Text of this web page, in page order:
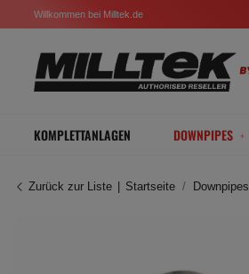
Willkommen bei Milltek.de
KOMPLETTANLAGEN DOWNPIPES
Zurück zur Liste Startseite Downpipes